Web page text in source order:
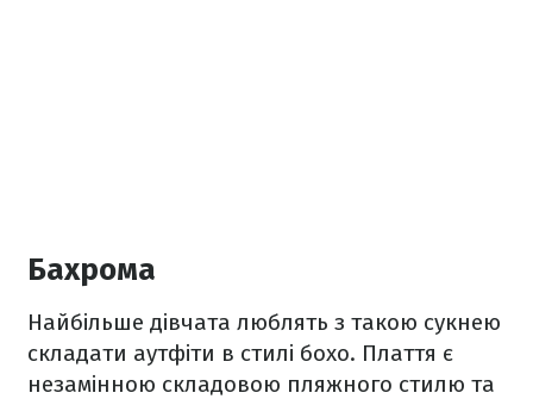
Бахрома
Найбільше дівчата люблять з такою сукнею
складати аутфіти в стилі бохо. Плаття є
незамінною складовою пляжного стилю та